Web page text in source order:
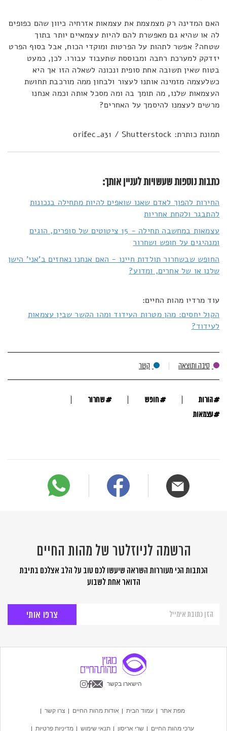
האם המדינה רק מצמצמת את עצמאות אזרחיה כיוון שהם כפופים
לה או שהיא גם מאפשרת להם להיות עצמאיים יותר בתוך
שטחה? אפשר לתהות על הפרטות ומוקדי הכוח, אבל בסוף הפרט
יזדקק למערכת רחבה ומבוססת שתעבוד עבורו. לכן, כמעט
בטוח שאין תשובה אחת סופית ונכונה לשאלה הזו אך היא
כשלעצמה מזמינה אותנו לעצור ולבחון ממה מורכבת תחושת
העצמאות שלנו, מה תומך בה ומה מסכל אותה וכמה אנחנו
מרשים לעצמנו להיסמך על האחרים?
תמונת כותרת: orifec_a31 / Shutterstock
כתבות נוספות שעשויות לעניין אותך:
החירות להפוך לאדם שאנו שואפים להיות מתחילה בנכונות
להתבגר ולקחת אחריות
עצמאות במחשבה תחילה - 15 ציטוטים של סופרים, הוגים
ומנהיגים על חופש ושחרור
החופש שבשחרור תולדות חיינו - האם אנחנו נאחזים ב'אני' הישן
שלנו או של אחרים, ומדוע?
עוד מרדיו מהות החיים:
הקול יחסים: מהן מטרות העידוד ומהו הקשר שבין עצמאות
לעידוד?
סיבה ותוצאה קשר
#הורות #חופש #שחרור
#עצמאות
הרשמה לניוזלטר של מהות החיים
הכתבות הכי מעוררות השראה שיעשו לכם טוב על הלב אצלכם בתיבת
הדואר אחת לשבוע
לניוזלטר
החיים
הישארו בקשר
מפת אתר עמוד הבית אודות מהות החיים צרו קשר
ערכי מהות החיים שרי אריסון תנאי שימוש מדיניות פרטיות